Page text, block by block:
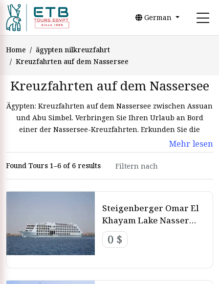
German
Home
ägypten nilkreuzfahrt
Kreuzfahrten auf dem Nassersee
Kreuzfahrten auf dem Nassersee
Ägypten: Kreuzfahrten auf dem Nassersee zwischen Assuan
und Abu Simbel. Verbringen Sie Ihren Urlaub an Bord
einer der Nassersee-Kreuzfahrten. Erkunden Sie die
nubischen Tempel und Denkmäler an Bord der Nassersee-
Kreuzfahrten. Der Nassersee ist einer der schönsten Seen
Ägyptens, vor allem umgeben von touristischen Orten im
genießen. Genießen Sie die Nassersee-Kreuzfahrt mit ETB-
Touren.
Mehr lesen
Found Tours 1–6 of 6 results
Steigenberger Omar El
Khayam Lake Nasser
Kreuzfahrt
0 $